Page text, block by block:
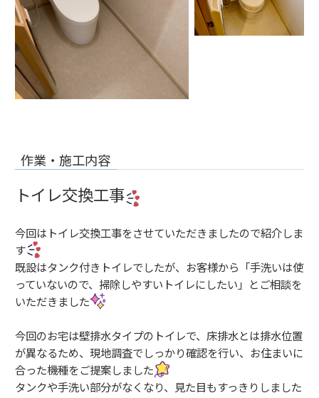
作業・施工内容
トイレ交換工事
今回はトイレ交換工事をさせていただきましたので紹介しま
す
既設はタンク付きトイレでしたが、お客様から「手洗いは使
っていないので、掃除しやすいトイレにしたい」とご相談を
いただきました
今回のお宅は壁排水タイプのトイレで、床排水とは排水位置
が異なるため、現地調査でしっかり確認を行い、お住まいに
合った機種をご提案しました
タンクや手洗い部分がなくなり、見た目もすっきりしました